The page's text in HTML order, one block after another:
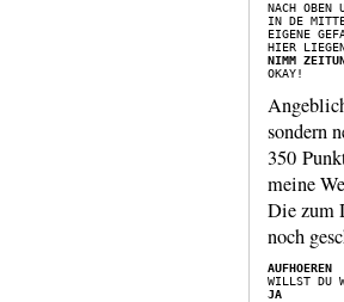
NACH OBEN
IN DE
EIGENE
NIMM
sondern
350
meine
Die zum
noch
AUFHOEREN
JA